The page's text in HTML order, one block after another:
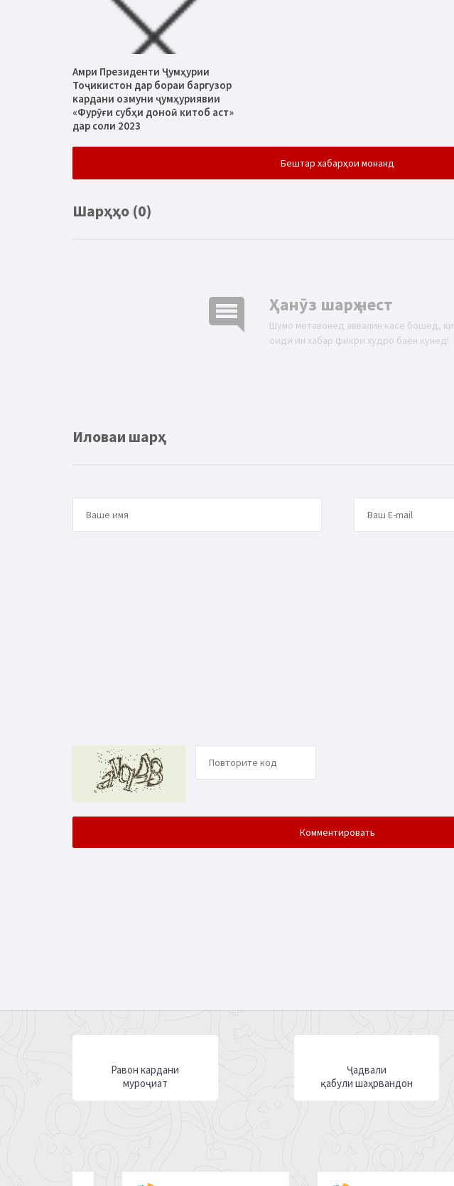
Амри Президенти Ҷумҳурии
Тоҷикистон дар бораи баргузор
кардани озмуни ҷумҳуриявии
«Фурӯғи субҳи доноӣ китоб аст»
дар соли 2023
Бештар хабарҳои монанд
Шарҳҳо (0)
comment Ҳанӯз шарҳ нест
Шумо метавонед аввалин касе бошед, ки
оиди ин хабар фикри худро баён кунед!
Иловаи шарҳ
Равон кардани
муроҷиат
Ҷадвали
қабули шаҳрвандон